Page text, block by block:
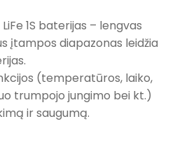
LiFe 1S baterijas – lengvas
įtampos diapazonas leidžia
(temperatūros, laiko,
trumpojo jungimo bei kt.)
ir saugumą.